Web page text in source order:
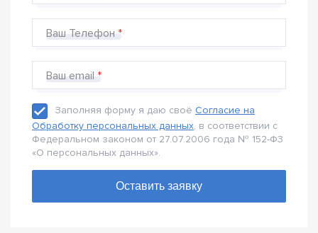
Ваш Телефон
Ваш email
Заполняя форму я даю своё Согласие на
Обработку персональных данных, в соответствии с
Федеральном законом от 27.07.2006 года № 152-Ф3
«О персональных данных».